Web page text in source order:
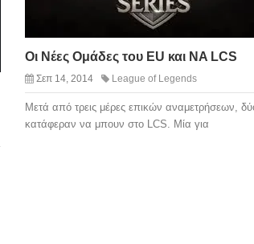
Οι Νέες Ομάδες του EU και NA LCS
Σεπ 14, 2014 League of Legends
Μετά από τρεις μέρες επικών αναμετρήσεων,
κατάφεραν να μπουν στο LCS. Μία για